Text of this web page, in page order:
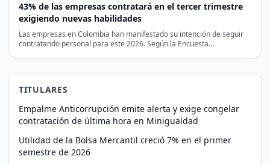
43% de las empresas contratará en el tercer trimestre
exigiendo nuevas habilidades
Las empresas en Colombia han manifestado su intención de seguir
contratando personal para este 2026. Según la Encuesta…
TITULARES
Empalme Anticorrupción emite alerta y exige congelar
contratación de última hora en Minigualdad
Utilidad de la Bolsa Mercantil creció 7% en el primer
semestre de 2026